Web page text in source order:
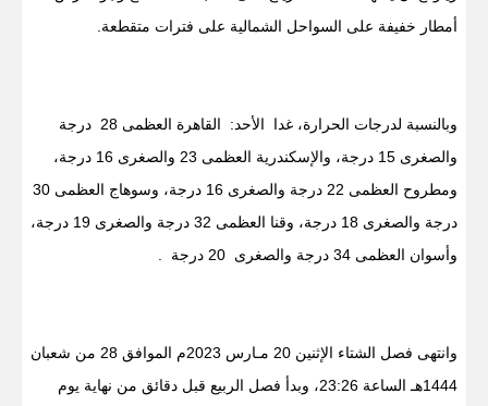
أمطار خفيفة على السواحل الشمالية على فترات متقطعة.
وبالنسبة لدرجات الحرارة، غدا الأحد: القاهرة العظمى 28 درجة
والصغرى 15 درجة، والإسكندرية العظمى 23 والصغرى 16 درجة،
ومطروح العظمى 22 درجة والصغرى 16 درجة، وسوهاج العظمى 30
درجة والصغرى 18 درجة، وقنا العظمى 32 درجة والصغرى 19 درجة،
وأسوان العظمى 34 درجة والصغرى 20 درجة .
وانتهى فصل الشتاء الإثنين 20 مـارس 2023م الموافق 28 من شعبان
1444هـ الساعة 23:26، وبدأ فصل الربيع قبل دقائق من نهاية يوم